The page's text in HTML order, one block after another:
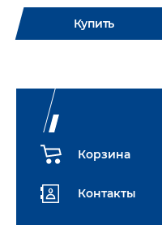
Купить
Корзина
Контакты